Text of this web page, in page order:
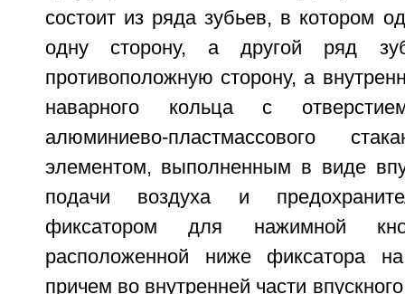
состоит из ряда зубьев, в котором
одну сторону, а другой ряд
противоположную сторону, а
наварного кольца с
алюминиево-пластмассового
элементом, выполненным в виде
подачи воздуха и
фиксатором для нажимной
расположенной ниже фиксатора
причем во внутренней части